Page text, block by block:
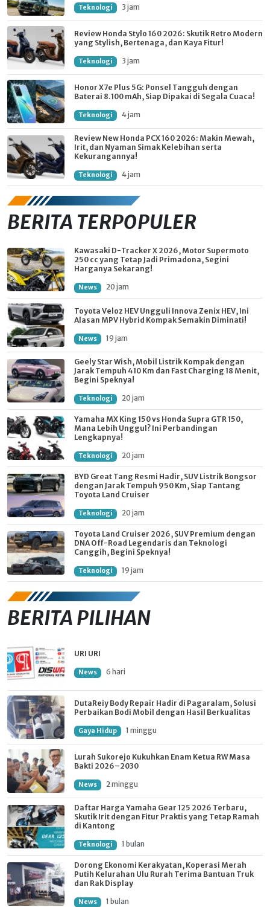
Teknologi 3 jam
Review Honda Stylo 160 2026: Skutik Retro Modern
yang Stylish, Bertenaga, dan Kaya Fitur!
Teknologi 3 jam
Honor X7e Plus 5G: Ponsel Tangguh dengan
Baterai 8.100 mAh, Siap Dipakai di Segala Cuaca!
Teknologi 4 jam
Review New Honda PCX 160 2026: Makin Mewah,
Irit, dan Nyaman Simak Kelebihan serta
Kekurangannya!
Teknologi 4 jam
BERITA TERPOPULER
Kawasaki D-Tracker X 2026, Motor Supermoto
250 cc yang Tetap Jadi Primadona, Segini
Harganya Sekarang!
News 20 jam
Toyota Veloz HEV Ungguli Innova Zenix HEV, Ini
Alasan MPV Hybrid Kompak Semakin Diminati!
News 19 jam
Geely Star Wish, Mobil Listrik Kompak dengan
Jarak Tempuh 410 Km dan Fast Charging 18 Menit,
Begini Speknya!
Teknologi 20 jam
Yamaha MX King 150 vs Honda Supra GTR 150,
Mana Lebih Unggul? Ini Perbandingan
Lengkapnya!
Teknologi 20 jam
BYD Great Tang Resmi Hadir, SUV Listrik Bongsor
dengan Jarak Tempuh 950 Km, Siap Tantang
Toyota Land Cruiser
Teknologi 20 jam
Toyota Land Cruiser 2026, SUV Premium dengan
DNA Off-Road Legendaris dan Teknologi
Canggih, Begini Speknya!
Teknologi 19 jam
BERITA PILIHAN
URI URI
News 6 hari
DutaReiy Body Repair Hadir di Pagaralam, Solusi
Perbaikan Bodi Mobil dengan Hasil Berkualitas
Gaya Hidup 1 minggu
Lurah Sukorejo Kukuhkan Enam Ketua RW Masa
Bakti 2026–2030
News 2 minggu
Daftar Harga Yamaha Gear 125 2026 Terbaru,
Skutik Irit dengan Fitur Praktis yang Tetap Ramah
di Kantong
Teknologi 1 bulan
Dorong Ekonomi Kerakyatan, Koperasi Merah
Putih Kelurahan Ulu Rurah Terima Bantuan Truk
dan Rak Display
News 1 bulan